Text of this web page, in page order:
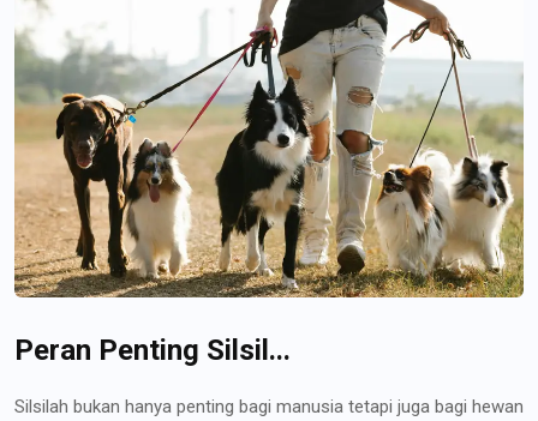
Peran Penting Silsil...
Silsilah bukan hanya penting bagi manusia tetapi juga bagi hewan